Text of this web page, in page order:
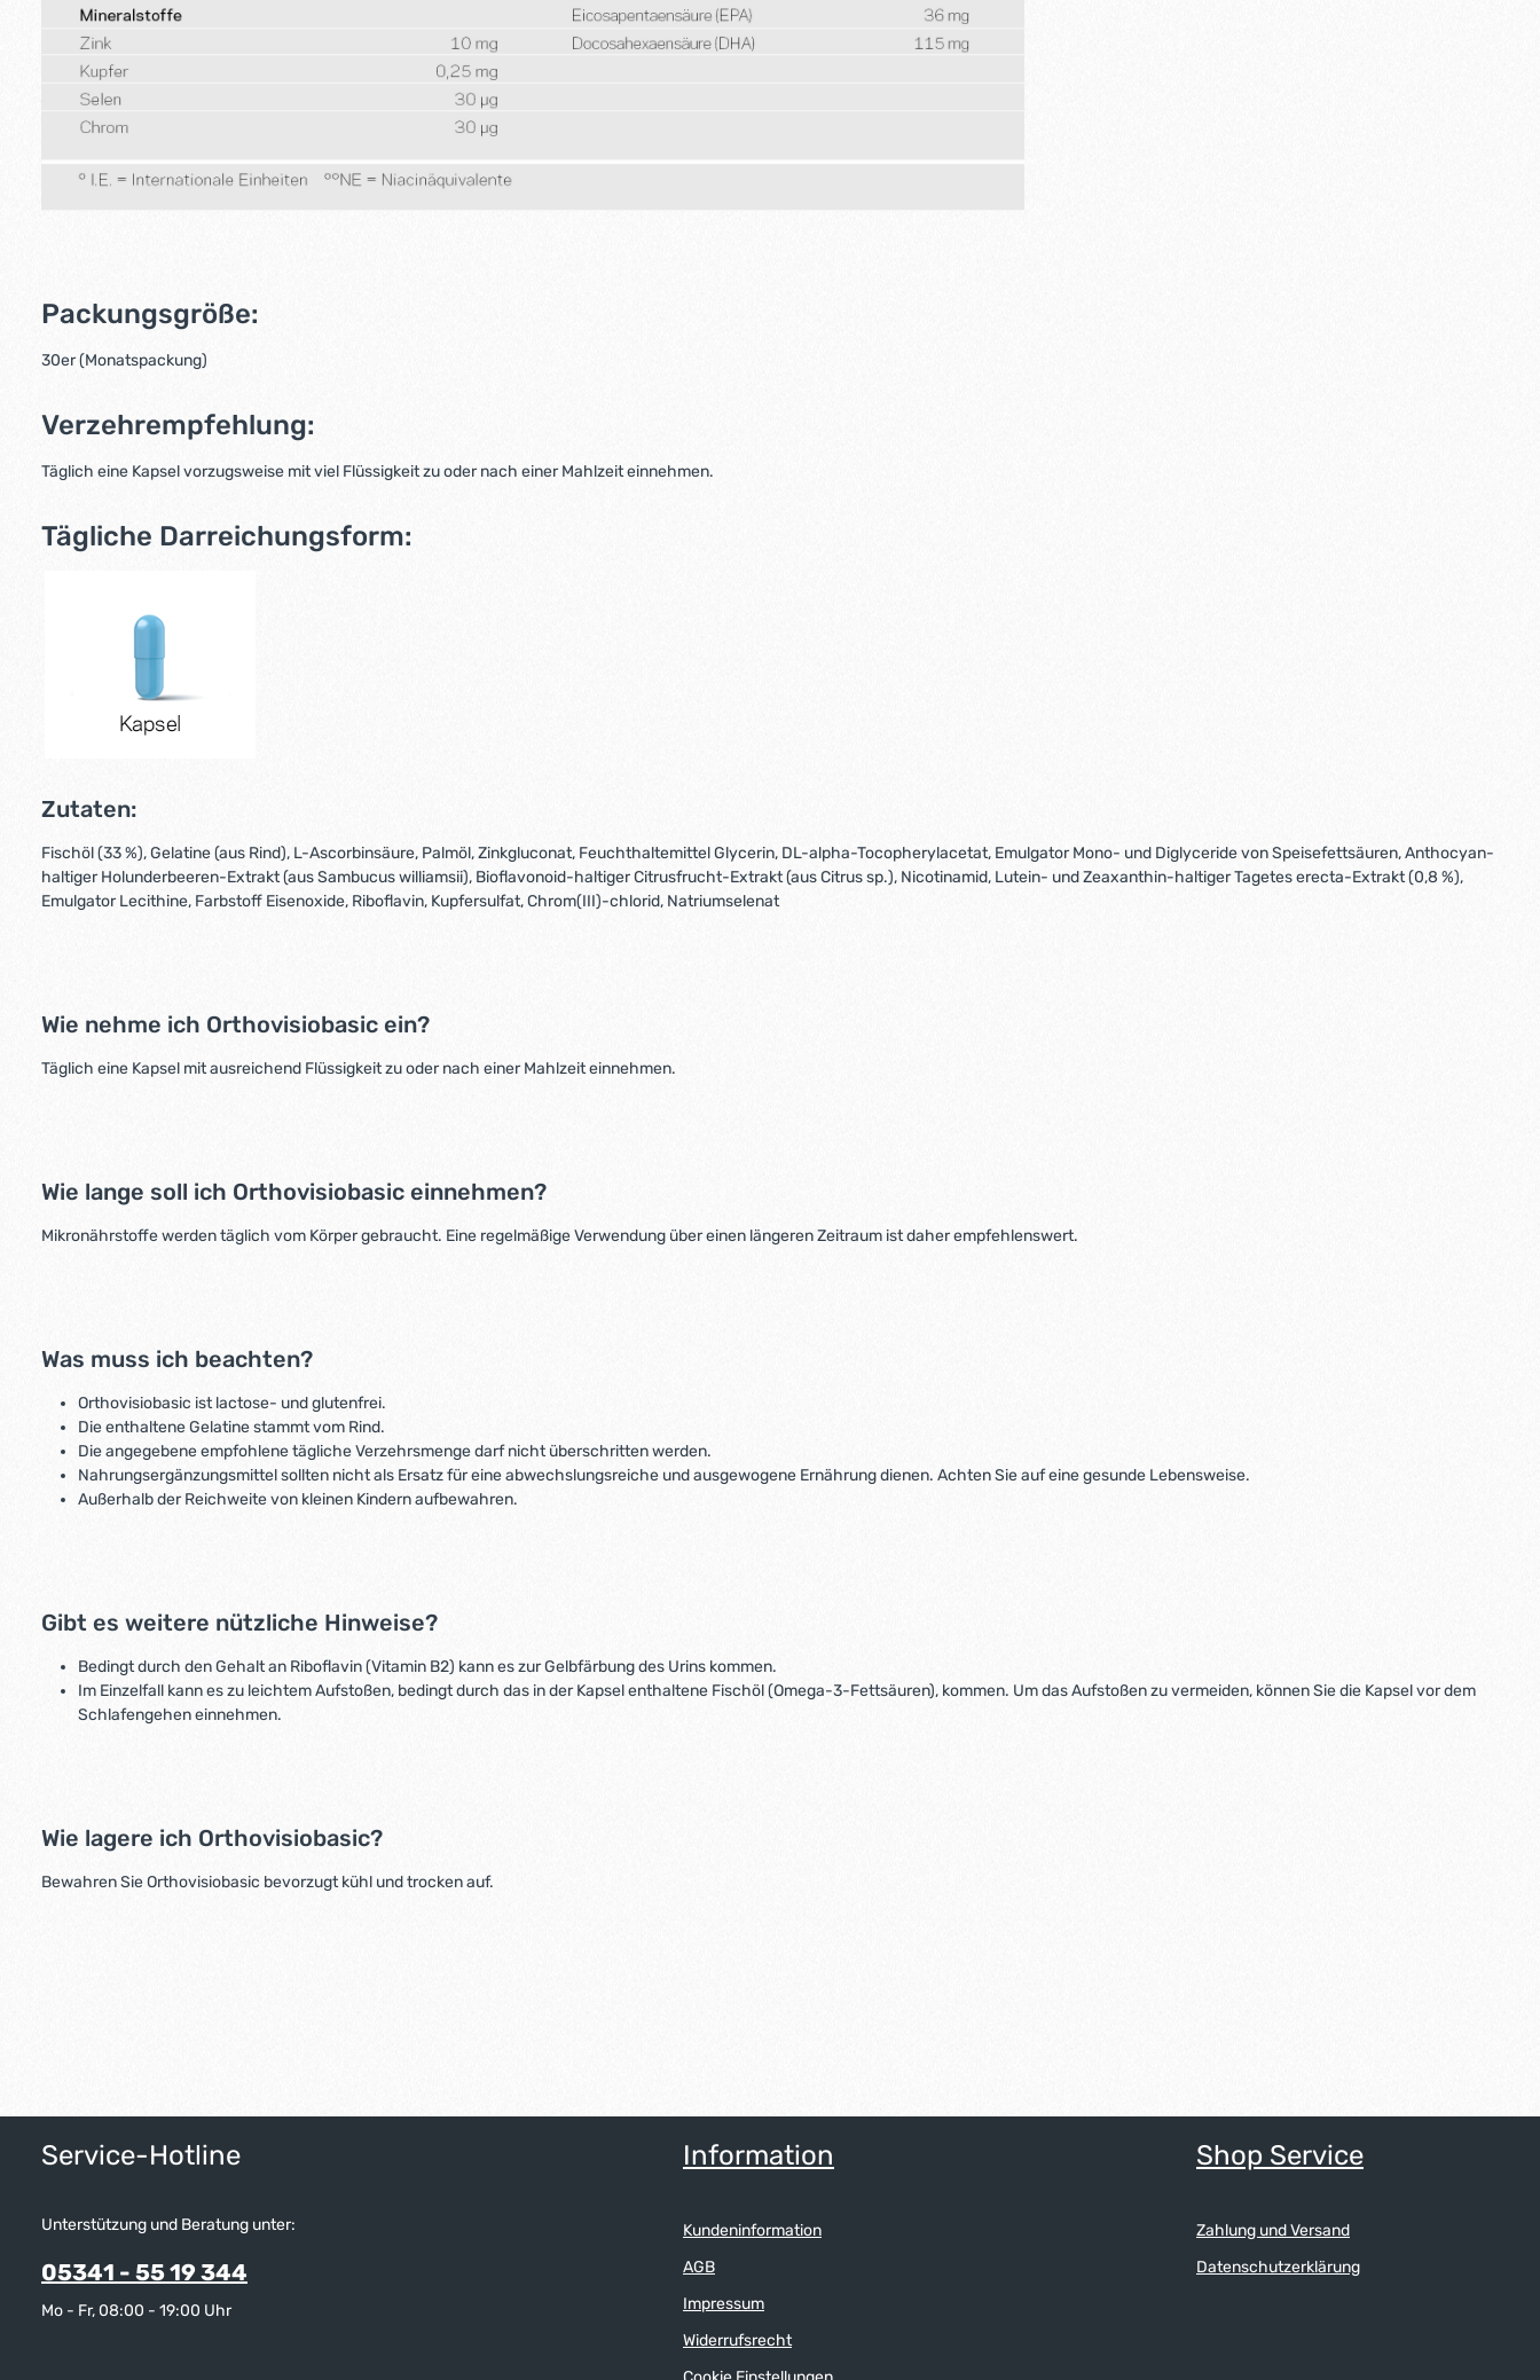
Packungsgröße:
30er (Monatspackung)
Verzehrempfehlung:
Täglich eine Kapsel vorzugsweise mit viel Flüssigkeit zu oder nach einer Mahlzeit einnehmen.
Tägliche Darreichungsform:
Zutaten:
Fischöl (33 %), Gelatine (aus Rind), L-Ascorbinsäure, Palmöl, Zinkgluconat, Feuchthaltemittel Glycerin, DL-alpha-Tocopherylacetat, Emulgator Mono- und Diglyceride von Speisefettsäuren, Anthocyan-
haltiger Holunderbeeren-Extrakt (aus Sambucus williamsii), Bioflavonoid-haltiger Citrusfrucht-Extrakt (aus Citrus sp.), Nicotinamid, Lutein- und Zeaxanthin-haltiger Tagetes erecta-Extrakt (0,8 %),
Emulgator Lecithine, Farbstoff Eisenoxide, Riboflavin, Kupfersulfat, Chrom(III)-chlorid, Natriumselenat
Wie nehme ich Orthovisiobasic ein?
Täglich eine Kapsel mit ausreichend Flüssigkeit zu oder nach einer Mahlzeit einnehmen.
Wie lange soll ich Orthovisiobasic einnehmen?
Mikronährstoffe werden täglich vom Körper gebraucht. Eine regelmäßige Verwendung über einen längeren Zeitraum ist daher empfehlenswert.
Was muss ich beachten?
Orthovisiobasic ist lactose- und glutenfrei.
Die enthaltene Gelatine stammt vom Rind.
Die angegebene empfohlene tägliche Verzehrsmenge darf nicht überschritten werden.
Nahrungsergänzungsmittel sollten nicht als Ersatz für eine abwechslungsreiche und ausgewogene Ernährung dienen. Achten Sie auf eine gesunde Lebensweise.
Außerhalb der Reichweite von kleinen Kindern aufbewahren.
Gibt es weitere nützliche Hinweise?
Bedingt durch den Gehalt an Riboflavin (Vitamin B2) kann es zur Gelbfärbung des Urins kommen.
Im Einzelfall kann es zu leichtem Aufstoßen, bedingt durch das in der Kapsel enthaltene Fischöl (Omega-3-Fettsäuren), kommen. Um das Aufstoßen zu vermeiden, können Sie die Kapsel vor dem
Schlafengehen einnehmen.
Wie lagere ich Orthovisiobasic?
Bewahren Sie Orthovisiobasic bevorzugt kühl und trocken auf.
Service-Hotline
Unterstützung und Beratung unter:
05341 - 55 19 344
Mo - Fr, 08:00 - 19:00 Uhr
Information
Kundeninformation
AGB
Impressum
Widerrufsrecht
Shop Service
Zahlung und Versand
Datenschutzerklärung